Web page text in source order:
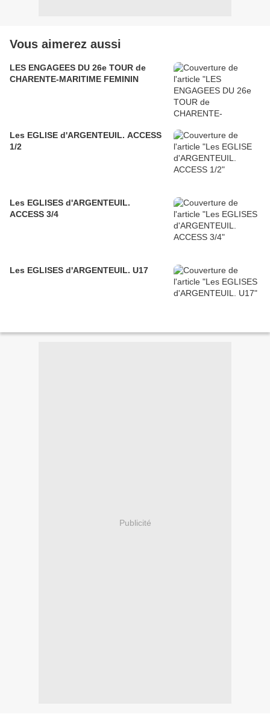
Vous aimerez aussi
LES ENGAGEES DU 26e TOUR de
CHARENTE-MARITIME FEMININ
Les EGLISE d'ARGENTEUIL. ACCESS
1/2
Les EGLISES d'ARGENTEUIL.
ACCESS 3/4
Les EGLISES d'ARGENTEUIL. U17
Publicité